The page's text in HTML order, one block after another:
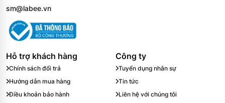
sm@labee.vn
Hỗ trợ khách hàng
Chính sách đổi trả
Hướng dẫn mua hàng
Điều khoản bảo hành
Công ty
Tuyển dụng nhân sự
Tin tức
Liên hệ với chúng tôi